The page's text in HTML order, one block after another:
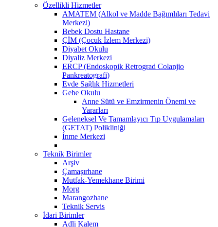
Özellikli Hizmetler
AMATEM (Alkol ve Madde Bağımlıları Tedavi
Merkezi)
Bebek Dostu Hastane
ÇİM (Çocuk İzlem Merkezi)
Diyabet Okulu
Diyaliz Merkezi
ERCP (Endoskopik Retrograd Colanjio
Pankreatografi)
Evde Sağlık Hizmetleri
Gebe Okulu
Anne Sütü ve Emzirmenin Önemi ve
Yararları
Geleneksel Ve Tamamlayıcı Tıp Uygulamaları
(GETAT) Polikliniği
İnme Merkezi
Teknik Birimler
Arşiv
Çamaşırhane
Mutfak-Yemekhane Birimi
Morg
Marangozhane
Teknik Servis
İdari Birimler
Adli Kalem